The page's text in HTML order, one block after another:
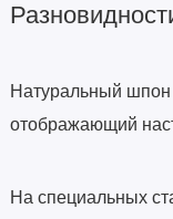
Натуральный шпон
отображающий
На специальных